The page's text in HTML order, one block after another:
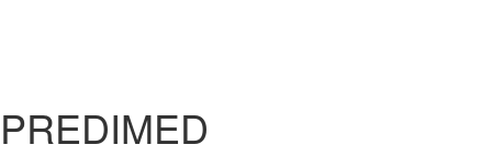
PREDIMED